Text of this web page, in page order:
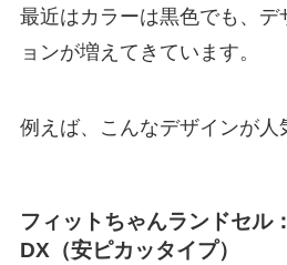
最近はカラーは黒色でも、デ
ョンが増えてきています。
例えば、こんなデザインが人
フィットちゃんランドセル
DX（安ピカッタイプ）